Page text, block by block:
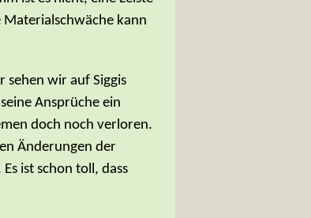
kann
sehen wir auf Siggis
Ansprüche ein
doch noch verloren.
Änderungen der
ist schon toll, dass